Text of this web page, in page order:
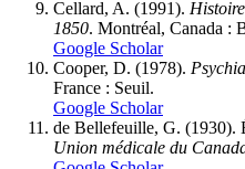
Cellard, A. (1991).
1850. Montréal, Canada :
Google Scholar
Cooper, D. (1978).
France : Seuil.
Google Scholar
de Bellefeuille, G. (1930).
Union médicale du